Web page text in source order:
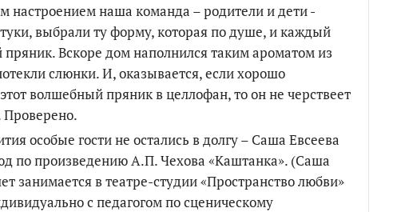
настроением наша команда – родители и дети -
выбрали ту форму, которая по душе, и каждый
пряник. Вскоре дом наполнился таким ароматом из
слюнки. И, оказывается, если хорошо
волшебный пряник в целлофан, то он не черствеет
Проверено.
особые гости не остались в долгу – Саша Евсеева
по произведению А.П. Чехова «Каштанка». (Саша
занимается в театре-студии «Пространство любви»
с педагогом по сценическому